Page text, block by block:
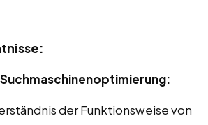
der Funktionsweise von